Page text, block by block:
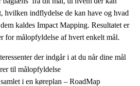
hvilken indflydelse de kan have og hvad
kaldes Impact Mapping. Resultatet er
for målopfyldelse af hvert enkelt mål.
der indgår i at du når dine mål
til målopfyldelse
i en køreplan – RoadMap